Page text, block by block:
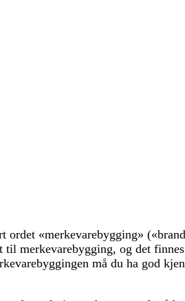
ordet «merkevarebygging»
merkevarebygging, og det
må du ha god